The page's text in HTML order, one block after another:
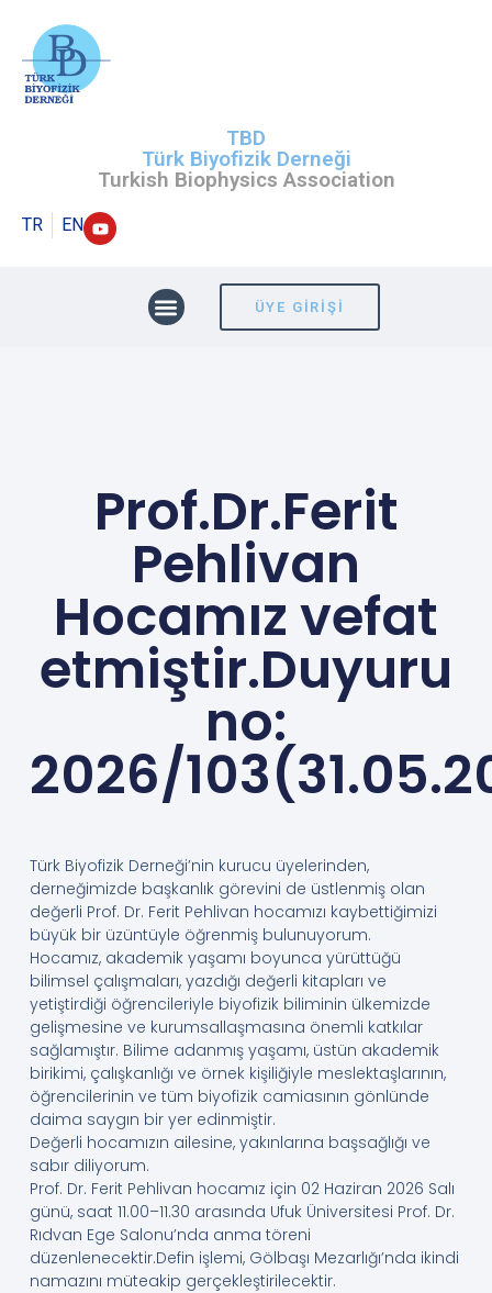
TBD
Türk Biyofizik Derneği
Turkish Biophysics Association
TR EN
ÜYE GIRIŞI
Prof.Dr.Ferit
Pehlivan
Hocamız vefat
etmiştir.Duyuru
no:
2026/
Türk Biyofizik Derneği’nin kurucu üyelerinden,
derneğimizde başkanlık görevini de üstlenmiş olan
değerli Prof. Dr. Ferit Pehlivan hocamızı kaybettiğimizi
büyük bir üzüntüyle öğrenmiş bulunuyorum.
Hocamız, akademik yaşamı boyunca yürüttüğü
bilimsel çalışmaları, yazdığı değerli kitapları ve
yetiştirdiği öğrencileriyle biyofizik biliminin ülkemizde
gelişmesine ve kurumsallaşmasına önemli katkılar
sağlamıştır. Bilime adanmış yaşamı, üstün akademik
birikimi, çalışkanlığı ve örnek kişiliğiyle meslektaşlarının,
öğrencilerinin ve tüm biyofizik camiasının gönlünde
daima saygın bir yer edinmiştir.
Değerli hocamızın ailesine, yakınlarına başsağlığı ve
sabır diliyorum.
Prof. Dr. Ferit Pehlivan hocamız için 02 Haziran 2026 Salı
günü, saat 11.00–11.30 arasında Ufuk Üniversitesi Prof. Dr.
Rıdvan Ege Salonu’nda anma töreni
düzenlenecektir.Defin işlemi, Gölbaşı Mezarlığı’nda ikindi
namazını müteakip gerçekleştirilecektir.